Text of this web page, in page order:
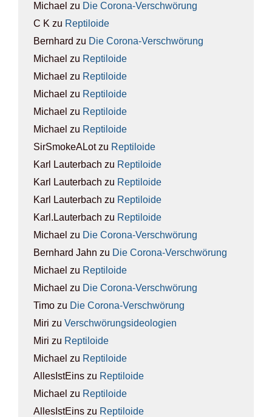
Michael zu Die Coro­na-Ver­schwö­rung
C K zu Rep­ti­lo­ide
Bernhard zu Die Coro­na-Ver­schwö­rung
Michael zu Rep­ti­lo­ide
Michael zu Rep­ti­lo­ide
Michael zu Rep­ti­lo­ide
Michael zu Rep­ti­lo­ide
Michael zu Rep­ti­lo­ide
SirSmokeALotzu Rep­ti­lo­ide
Karl Lauterbach zu Rep­ti­lo­ide
Karl Lauterbach zu Rep­ti­lo­ide
Karl Lauterbach zu Rep­ti­lo­ide
Karl.Lauterbach zu Rep­ti­lo­ide
Michael zu Die Coro­na-Ver­schwö­rung
Bernhard Jahn zu Die Coro­na-Ver­schwö­rung
Michael zu Rep­ti­lo­ide
Michael zu Die Coro­na-Ver­schwö­rung
Timo zu Die Coro­na-Ver­schwö­rung
Miri zu Ver­schwö­rungs­ideo­lo­gien
Miri zu Rep­ti­lo­ide
Michael zu Rep­ti­lo­ide
AllesIstEins zu Rep­ti­lo­ide
Michael zu Rep­ti­lo­ide
AllesIstEins zu Rep­ti­lo­ide